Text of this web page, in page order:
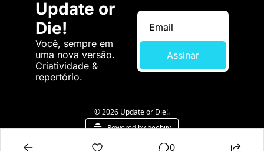
Update or
Die!
Você, sempre em
uma nova versão.
Criatividade &
repertório.
Assinar
© 2026 Update or Die!.
Powered by beehiiv
0